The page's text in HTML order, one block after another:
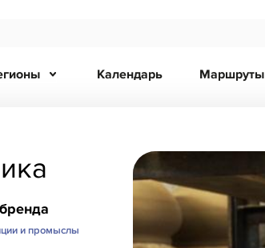
Календарь Маршруты
и промыслы